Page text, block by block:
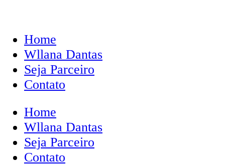
Home
Wllana Dantas
Seja Parceiro
Contato
Home
Wllana Dantas
Seja Parceiro
Contato